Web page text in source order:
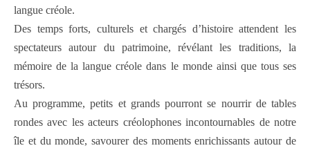
langue créole.
Des temps forts, culturels et chargés d’histoire attendent les
spectateurs autour du patrimoine, révélant les traditions, la
mémoire de la langue créole dans le monde ainsi que tous ses
trésors.
Au programme, petits et grands pourront se nourrir de tables
rondes avec les acteurs créolophones incontournables de notre
île et du monde, savourer des moments enrichissants autour de